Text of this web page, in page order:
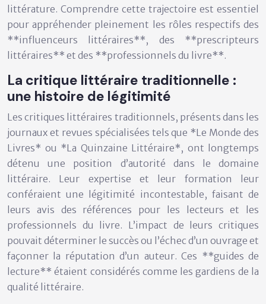
littérature. Comprendre cette trajectoire est essentiel
pour appréhender pleinement les rôles respectifs des
**influenceurs littéraires**, des **prescripteurs
littéraires** et des **professionnels du livre**.
La critique littéraire traditionnelle :
une histoire de légitimité
Les critiques littéraires traditionnels, présents dans les
journaux et revues spécialisées tels que *Le Monde des
Livres* ou *La Quinzaine Littéraire*, ont longtemps
détenu une position d’autorité dans le domaine
littéraire. Leur expertise et leur formation leur
conféraient une légitimité incontestable, faisant de
leurs avis des références pour les lecteurs et les
professionnels du livre. L’impact de leurs critiques
pouvait déterminer le succès ou l’échec d’un ouvrage et
façonner la réputation d’un auteur. Ces **guides de
lecture** étaient considérés comme les gardiens de la
qualité littéraire.